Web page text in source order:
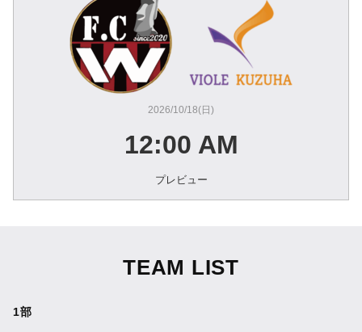
2026/10/18(日)
12:00 AM
プレビュー
TEAM LIST
1部